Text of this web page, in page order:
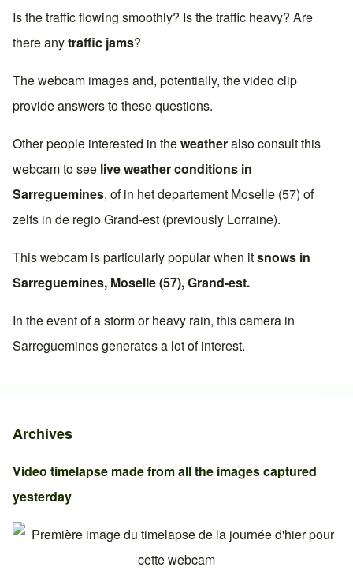
Is the traffic flowing smoothly? Is the traffic heavy? Are
there anytraffic jams?
The webcam images and, potentially, the video clip
provide answers to these questions.
Other people interested in theweatheralso consult this
webcam to see live weather conditions in
Sarreguemines, of in het departement Moselle (57) of
zelfs in de regioGrand-est (previously Lorraine).
This webcam is particularly popular when itsnows in
Sarreguemines, Moselle (57),Grand-est.
In the event of a storm or heavy rain, this camera in
Sarregueminesgenerates a lot of interest.
Archives
Video timelapse made from all the images captured
yesterday